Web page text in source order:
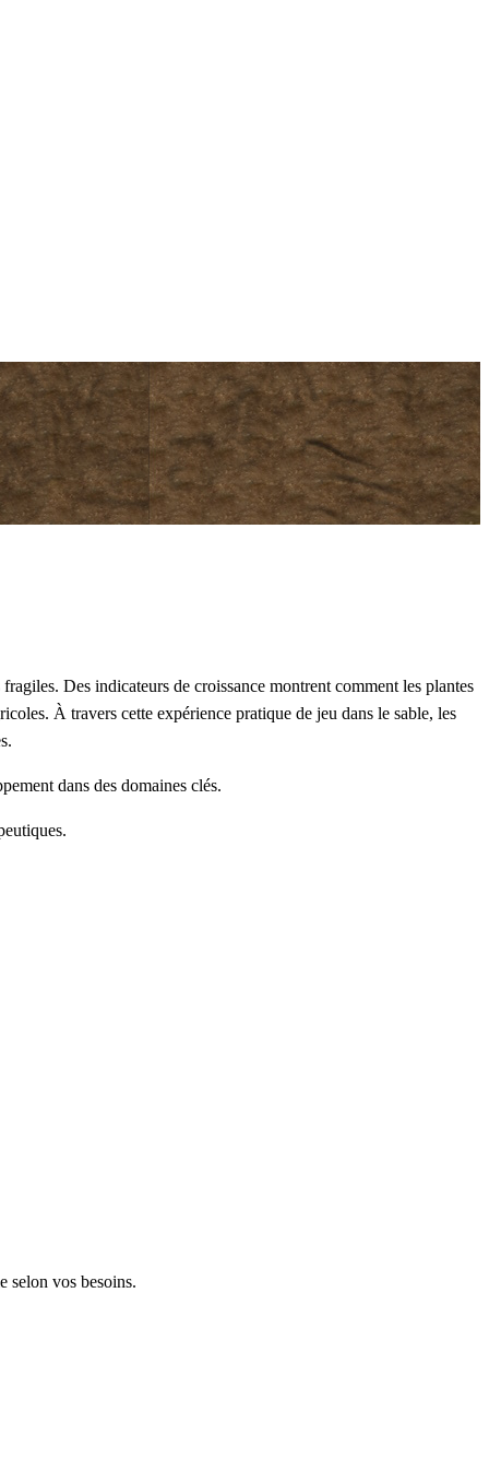
Des indicateurs de croissance montrent comment les plantes
À travers cette expérience pratique de jeu dans le sable, les
dans des domaines clés.
selon vos besoins.